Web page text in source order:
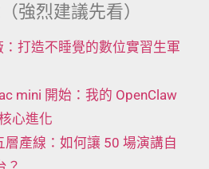
強烈建議先看）
打造不睡覺的數位實習生軍
mini 開始：我的 OpenClaw
心進化
層產線：如何讓 50 場演講自